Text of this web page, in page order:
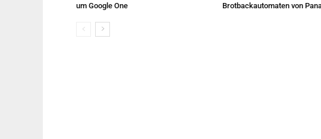
um Google One
Brotbackautomaten von